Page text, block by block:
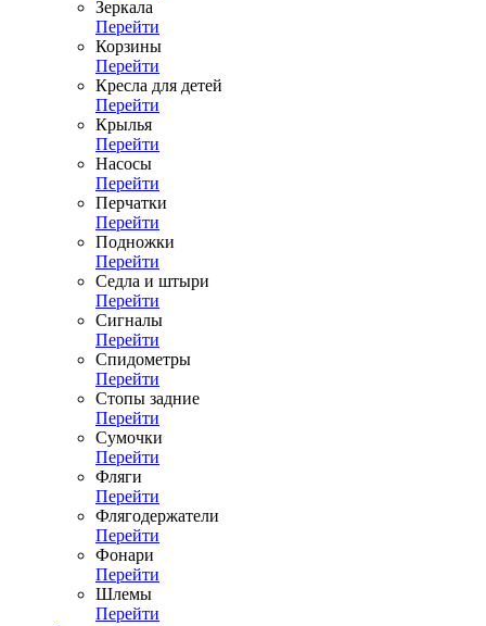
Зеркала
Перейти
Корзины
Перейти
Кресла для детей
Перейти
Крылья
Перейти
Насосы
Перейти
Перчатки
Перейти
Подножки
Перейти
Седла и штыри
Перейти
Сигналы
Перейти
Спидометры
Перейти
Стопы задние
Перейти
Сумочки
Перейти
Фляги
Перейти
Флягодержатели
Перейти
Фонари
Перейти
Шлемы
Перейти